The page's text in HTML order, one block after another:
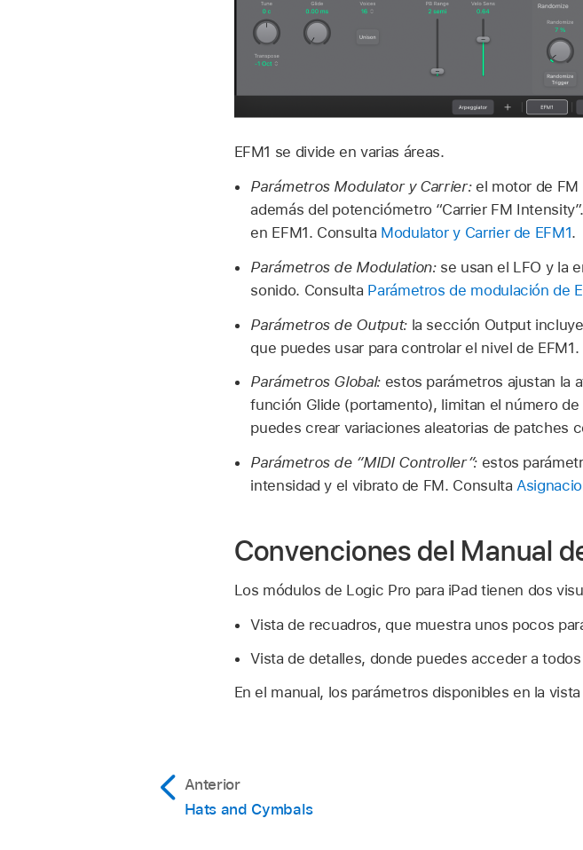
EFM1 se divide en varias áreas.
Parámetros Modulator y Carrier:el motor de FM
además del potenciómetro “Carrier FM
en EFM1. Consulta Modulator y Carrier de EFM1.
Parámetros de Modulation:se usan el LFO y la
sonido. Consulta Parámetros de modulación de
Parámetros de Output:la sección Output incluye
que puedes usar para controlar el nivel de EFM1.
Parámetros Global:estos parámetros ajustan la
función Glide (portamento), limitan el número
puedes crear variaciones aleatorias de patches
Parámetros de “MIDI Controller”:estos
intensidad y el vibrato de FM. Consulta
Convenciones del Manual
Los módulos de Logic Pro para iPad tienen dos
Vista de recuadros, que muestra unos pocos
Vista de detalles, donde puedes acceder a
En el manual, los parámetros disponibles en la
Anterior
Hats and Cymbals